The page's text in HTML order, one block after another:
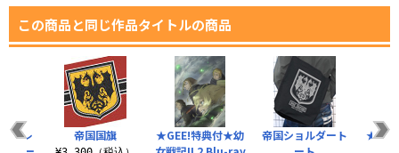
この商品と同じ作品タイトルの商品
★GEE!特典付★幼
帝国ショルダート
グレ
帝国国旗